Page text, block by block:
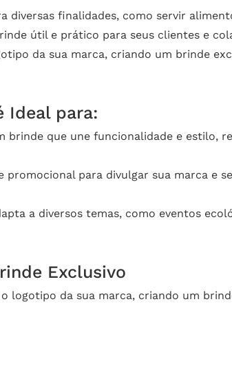
diversas finalidades, como servir
útil e prático para seus clientes e
da sua marca, criando um brinde
Ideal para:
brinde que une funcionalidade e estilo,
para divulgar sua marca e
a diversos temas, como eventos
Exclusivo
logotipo da sua marca, criando um